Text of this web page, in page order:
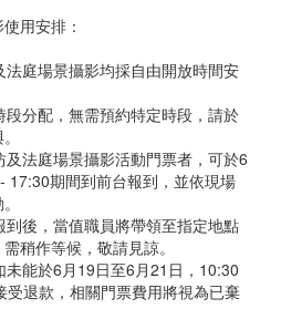
用安排：
庭場景攝影均採自由開放時間安
分配，無需預約特定時段，請於
法庭場景攝影活動門票者，可於6
17:30期間到前台報到，並依現場
後，當值職員將帶領至指定地點
稍作等候，敬請見諒。
能於6月19日至6月21日，10:30
退款，相關門票費用將視為已棄